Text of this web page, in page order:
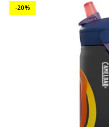
-20%